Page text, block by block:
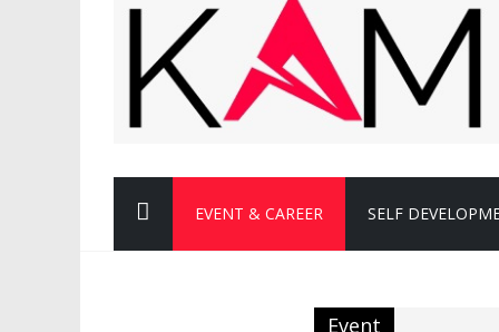
EVENT & CAREER SELF
Event